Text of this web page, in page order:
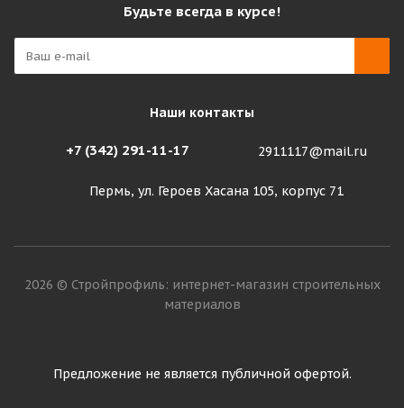
Будьте всегда в курсе!
Наши контакты
+7 (342) 291-11-17 2911117@mail.ru
Пермь, ул. Героев Хасана 105, корпус 71
2026 © Стройпрофиль: интернет-магазин строительных
материалов
Предложение не является публичной офертой.